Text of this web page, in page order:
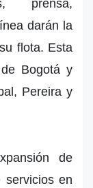
prensa,
darán la
flota. Esta
Bogotá y
Pereira y
de
servicios en